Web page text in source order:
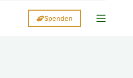
Spenden